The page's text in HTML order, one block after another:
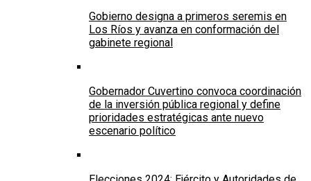
Gobierno designa a primeros seremis en
Los Ríos y avanza en conformación del
gabinete regional
Gobernador Cuvertino convoca coordinación
de la inversión pública regional y define
prioridades estratégicas ante nuevo
escenario político